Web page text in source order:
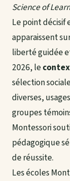
Science of
Le point décisif
apparaissent
liberté guidée
2026, le
sélection
diverses,
groupes
Montessori
pédagogique
de réussite.
Les écoles